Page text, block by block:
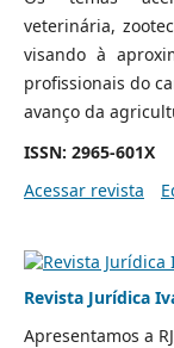
veterinária,
visando à
profissionais do
avanço da
ISSN: 2965-601X
Acessar revista
Revista Jurídica
Apresentamos a